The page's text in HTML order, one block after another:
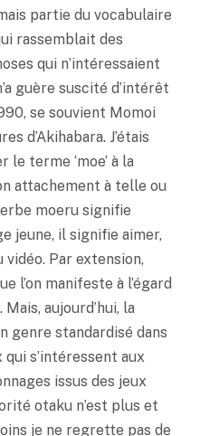
partie du vocabulaire
rassemblait des
qui n’intéressaient
guère suscité d’intérêt
se souvient Momoi
d’Akihabara. J’étais
le terme ‘moe’ à la
attachement à telle ou
moeru signifie
jeune, il signifie aimer,
Par extension,
l’on manifeste à l’égard
aujourd’hui, la
genre standardisé dans
s’intéressent aux
issus des jeux
otaku n’est plus et
je ne regrette pas de